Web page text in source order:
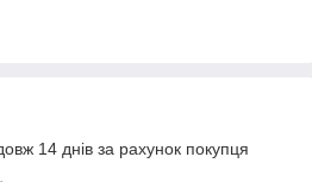
14 днів за рахунок покупця